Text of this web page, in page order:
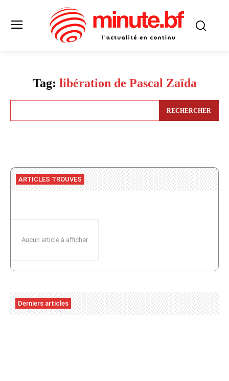
Tag: libération de Pascal Zaïda
RECHERCHER
ARTICLES TROUVES
Aucun article à afficher
Derniers articles